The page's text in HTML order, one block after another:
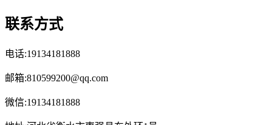
联系方式
电话:19134181888
邮箱:810599200@qq.com
微信:19134181888